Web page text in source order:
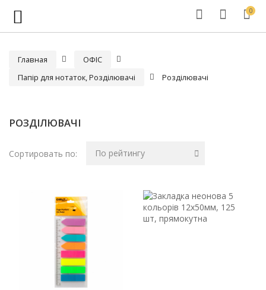
0
Главная
ОФІС
Папір для нотаток, Розділювачі
Розділювачі
РОЗДІЛЮВАЧІ
Сортировать по: По рейтингу